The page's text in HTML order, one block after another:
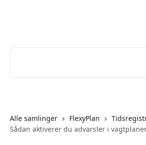
Alle samlinger FlexyPlan
Sådan aktiverer du advarsler i